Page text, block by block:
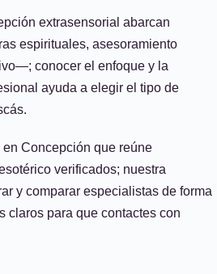
extrasensorial abarcan
espirituales, asesoramiento
conocer el enfoque y la
ayuda a elegir el tipo de
Concepción que reúne
verificados; nuestra
y comparar especialistas de forma
claros para que contactes con